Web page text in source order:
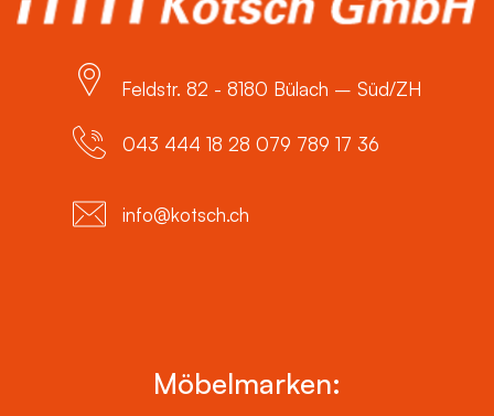
Feldstr. 82 - 8180 Bülach – Süd/ZH
043 444 18 28 079 789 17 36
info@kotsch.ch
Möbelmarken: